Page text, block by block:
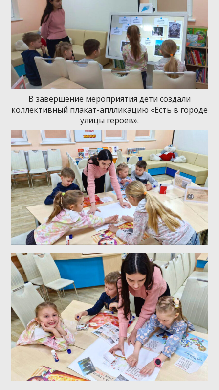
В завершение мероприятия дети создали
коллективный плакат-аплликацию «Есть в городе
улицы героев».